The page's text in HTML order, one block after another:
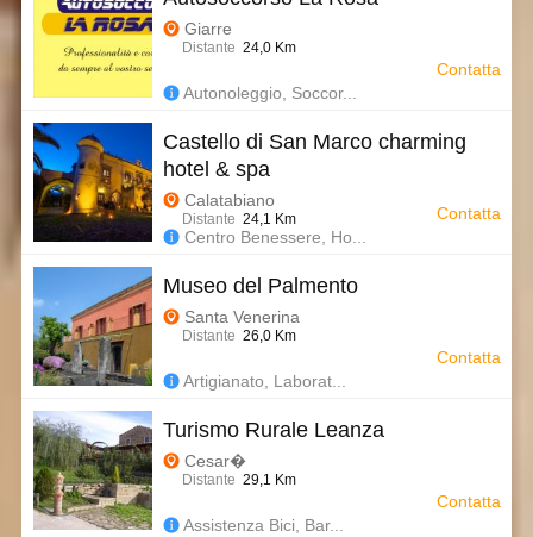
Giarre
Distante 24,0 Km
Autonoleggio, Soccor...
Contatta
Castello di San Marco charming
hotel & spa
Calatabiano
Distante 24,1 Km
Centro Benessere, Ho...
Contatta
Museo del Palmento
Santa Venerina
Distante 26,0 Km
Artigianato, Laborat...
Contatta
Turismo Rurale Leanza
Cesar�
Distante 29,1 Km
Assistenza Bici, Bar...
Contatta